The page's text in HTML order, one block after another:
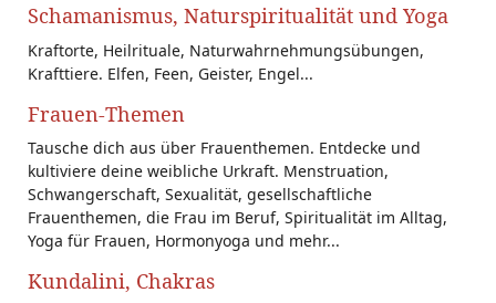
Schamanismus, Naturspiritualität und Yoga
Kraftorte, Heilrituale, Naturwahrnehmungsübungen,
Krafttiere. Elfen, Feen, Geister, Engel...
Frauen-Themen
Tausche dich aus über Frauenthemen. Entdecke und
kultiviere deine weibliche Urkraft. Menstruation,
Schwangerschaft, Sexualität, gesellschaftliche
Frauenthemen, die Frau im Beruf, Spiritualität im Alltag,
Yoga für Frauen, Hormonyoga und mehr...
Kundalini, Chakras